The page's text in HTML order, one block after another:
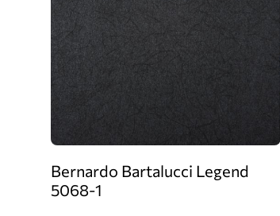
Bernardo Bartalucci Legend
5068-1